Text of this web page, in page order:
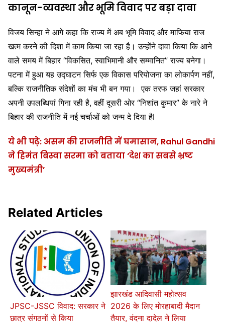
कानून-व्यवस्था और भूमि विवाद पर बड़ा दावा
विजय सिन्हा ने आगे कहा कि राज्य में अब भूमि विवाद और माफिया राज
खत्म करने की दिशा में काम किया जा रहा है। उन्होंने दावा किया कि आने
वाले समय में बिहार “विकसित, स्वाभिमानी और सम्मानित” राज्य बनेगा।
पटना में हुआ यह उद्घाटन सिर्फ एक विकास परियोजना का लोकार्पण नहीं,
बल्कि राजनीतिक संदेशों का मंच भी बन गया।एक तरफ जहां सरकार
अपनी उपलब्धियां गिना रही है, वहीं दूसरी ओर “निशांत कुमार” के नारे ने
बिहार की राजनीति में नई चर्चाओं को जन्म दे दिया हैI
ये भी पढ़े: असम की राजनीति में घमासान, Rahul Gandhi
ने हिमंत बिस्वा सरमा को बताया ‘देश का सबसे भ्रष्ट
मुख्यमंत्री’
Related Articles
JPSC-JSSC विवाद: सरकार ने
छात्र संगठनों से किया
झारखंड आदिवासी महोत्सव
2026 के लिए मोरहाबादी मैदान
तैयार, वंदना दादेल ने लिया